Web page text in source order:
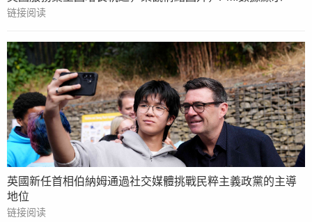
链接阅读
英國新任首相伯納姆通過社交媒體挑戰民粹主義政黨的主導
地位
链接阅读